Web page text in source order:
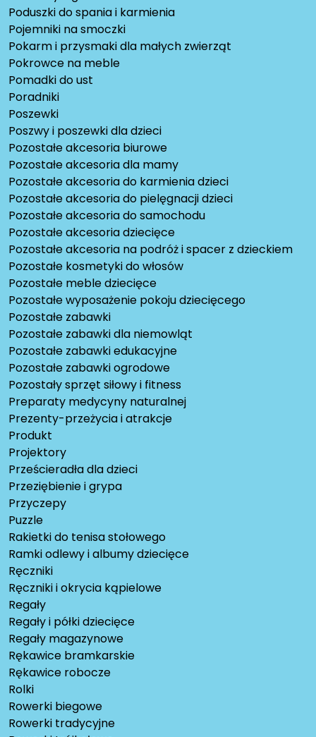
Poduszki do spania i karmienia
Pojemniki na smoczki
Pokarm i przysmaki dla małych zwierząt
Pokrowce na meble
Pomadki do ust
Poradniki
Poszewki
Poszwy i poszewki dla dzieci
Pozostałe akcesoria biurowe
Pozostałe akcesoria dla mamy
Pozostałe akcesoria do karmienia dzieci
Pozostałe akcesoria do pielęgnacji dzieci
Pozostałe akcesoria do samochodu
Pozostałe akcesoria dziecięce
Pozostałe akcesoria na podróż i spacer z dzieckiem
Pozostałe kosmetyki do włosów
Pozostałe meble dziecięce
Pozostałe wyposażenie pokoju dziecięcego
Pozostałe zabawki
Pozostałe zabawki dla niemowląt
Pozostałe zabawki edukacyjne
Pozostałe zabawki ogrodowe
Pozostały sprzęt siłowy i fitness
Preparaty medycyny naturalnej
Prezenty-przeżycia i atrakcje
Produkt
Projektory
Prześcieradła dla dzieci
Przeziębienie i grypa
Przyczepy
Puzzle
Rakietki do tenisa stołowego
Ramki odlewy i albumy dziecięce
Ręczniki
Ręczniki i okrycia kąpielowe
Regały
Regały i półki dziecięce
Regały magazynowe
Rękawice bramkarskie
Rękawice robocze
Rolki
Rowerki biegowe
Rowerki tradycyjne